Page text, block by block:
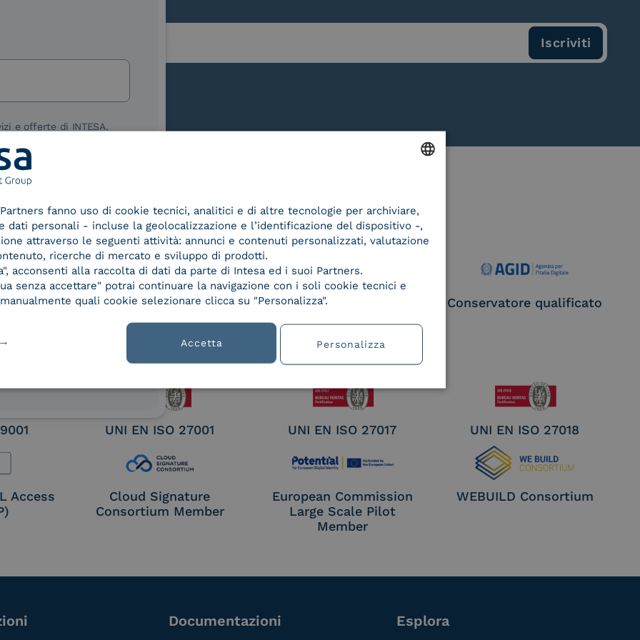
Trust
/
Service Provider e
Service Provider e
Conservatore qualificato
UNI EN ISO 27001 UNI EN ISO 27017 UNI EN ISO 27018
Access
Cloud Signature
Consortium Member
European Commission
Large Scale Pilot
Member
WEBUILD Consortium
e offerte di INTESA.
di INTESA.
inviando una e-mail
se non si desidera ricevere
facendo clic sul
e-mail.
nelle Norme di tutela della
di aver letto e compreso
Documentazioni Esplora
ITALIAN
fanno uso di cookie tecnici, analitici e di altre tecnologie per archiviare,
dati personali - incluse la geolocalizzazione e l’identificazione del dispositivo -,
attraverso le seguenti attività: annunci e contenuti personalizzati, valutazione
ricerche di mercato e sviluppo di prodotti.
acconsenti alla raccolta di dati da parte di Intesa ed i suoi Partners.
senza accettare" potrai continuare la navigazione con i soli cookie tecnici e
quali cookie selezionare clicca su "Personalizza".
Accetta Personalizza